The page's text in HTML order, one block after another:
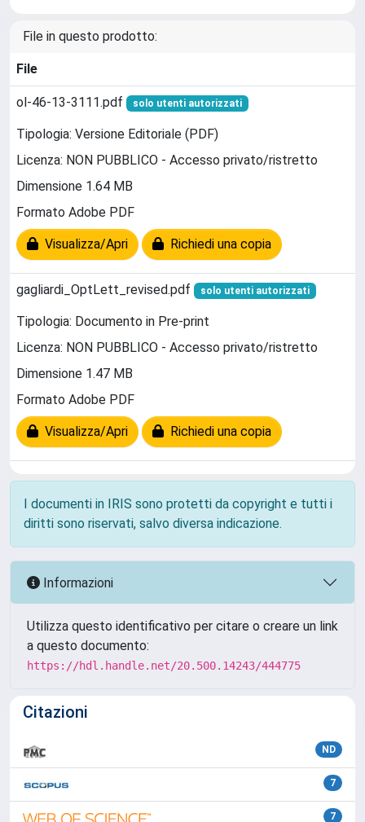
File in questo prodotto:
File
ol-46-13-3111.pdf solo utenti autorizzati
Tipologia: Versione Editoriale (PDF)
Licenza: NON PUBBLICO - Accesso privato/ristretto
Dimensione 1.64 MB
Formato Adobe PDF
Visualizza/Apri Richiedi una copia
gagliardi_OptLett_revised.pdf solo utenti autorizzati
Tipologia: Documento in Pre-print
Licenza: NON PUBBLICO - Accesso privato/ristretto
Dimensione 1.47 MB
Formato Adobe PDF
Visualizza/Apri Richiedi una copia
I documenti in IRIS sono protetti da copyright e tutti i
diritti sono riservati, salvo diversa indicazione.
Informazioni
Utilizza questo identificativo per citare o creare un link
a questo documento:
https://hdl.handle.net/20.500.14243/444775
Citazioni
ND
7
7